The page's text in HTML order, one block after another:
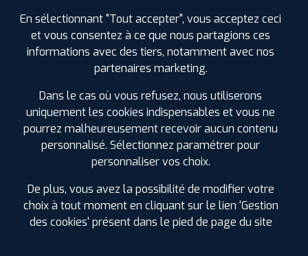
En sélectionnant "Tout accepter", vous acceptez ceci
et vous consentez à ce que nous partagions ces
informations avec des tiers, notamment avec nos
partenaires marketing.
Dans le cas où vous refusez, nous utiliserons
uniquement les cookies indispensables et vous ne
pourrez malheureusement recevoir aucun contenu
personnalisé. Sélectionnez paramétrer pour
personnaliser vos choix.
De plus, vous avez la possibilité de modifier votre
choix à tout moment en cliquant sur le lien 'Gestion
des cookies' présent dans le pied de page du site